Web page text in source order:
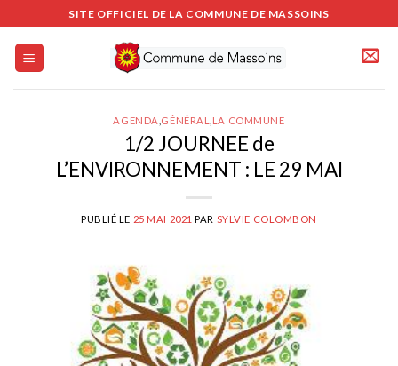
au
contenu
SITE OFFICIEL DE LA COMMUNE DE MASSOINS
AGENDA GÉNÉRAL LA COMMUNE
1/2 JOURNEE de
L’ENVIRONNEMENT : LE 29 MAI
PUBLIÉ LE 25 MAI 2021 PAR SYLVIE COLOMBON